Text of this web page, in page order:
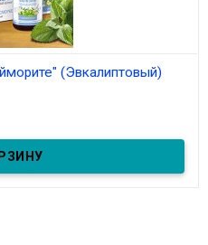
(Эвкалиптовый)
10мл